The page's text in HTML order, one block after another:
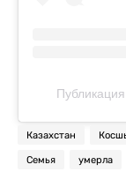
Казахстан
Семья умерла